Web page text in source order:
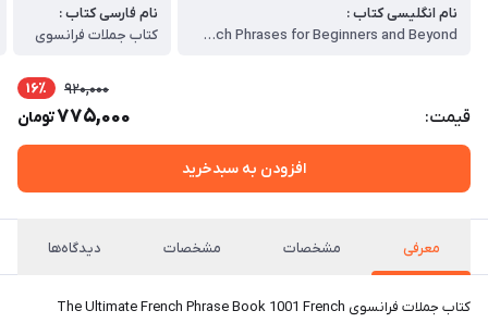
نام انگلیسی کتاب :
The Ultimate French Phrase Book 1001 French Phrases for Beginners and Beyond
نام فارسی کتاب :
کتاب جملات فرانسوی
قیمت:
920,000 16٪
775,000تومان
افزودن به سبدخرید
معرفی مشخصات مشخصات دیدگاه‌ها
کتاب جملات فرانسوی The Ultimate French Phrase Book 1001 French